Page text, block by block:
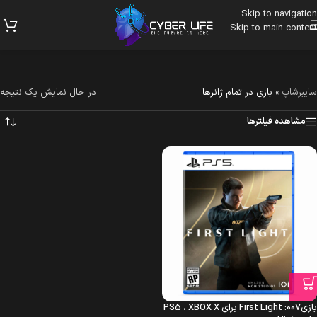
Skip to navigation
Skip to main content
سایبرشاپ » بازی در تمام ژانرها در حال نمایش یک نتیجه
مشاهده فیلترها
بازی007: First Light برای PS5 ، XBOX X